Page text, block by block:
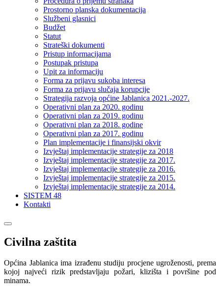
Prostorno planska dokumentacija
Službeni glasnici
Budžet
Statut
Strateški dokumenti
Pristup informacijama
Postupak pristupa
Upit za informaciju
Forma za prijavu sukoba interesa
Forma za prijavu slučaja korupcije
Strategija razvoja općine Jablanica 2021.-2027.
Operativni plan za 2020. godinu
Operativni plan za 2019. godinu
Operativni plan za 2018. godine
Operativni plan za 2017. godinu
Plan implementacije i finansijski okvir
Izvještaj implementacije strategije za 2018
Izvještaj implementacije strategije za 2017.
Izvještaj implementacije strategije za 2016.
Izvještaj implementacije strategije za 2015.
Izvještaj implementacije strategije za 2014.
SISTEM 48
Kontakti
Civilna zaštita
Općina Jablanica ima izrađenu studiju procjene ugroženosti, prema
kojoj najveći rizik predstavljaju požari, klizišta i površine pod
minama.